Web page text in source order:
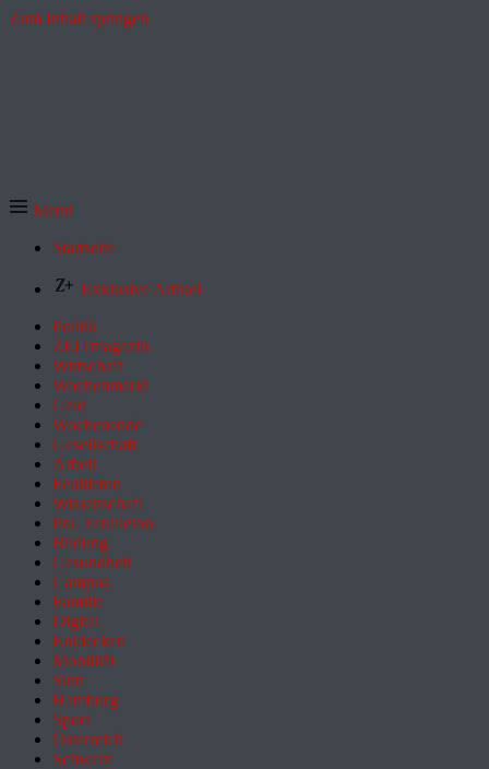
Zum Inhalt springen
Menü
Startseite
Exklusive Artikel
Politik
ZEITmagazin
Wirtschaft
Wochenmarkt
Geld
Wochenende
Gesellschaft
Arbeit
Feuilleton
Wissenschaft
Pol. Feuilleton
Bildung
Gesundheit
Campus
Familie
Digital
Entdecken
Mobilität
Sinn
Hamburg
Sport
Österreich
Schweiz